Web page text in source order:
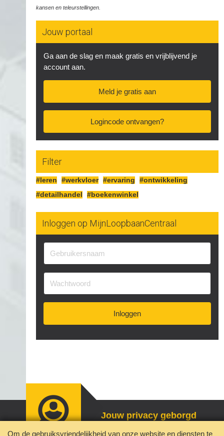
kansen en teleurstellingen.
Jouw portaal
Ga aan de slag en maak gratis en vrijblijvend je
account aan.
Meld je gratis aan
Logincode ontvangen?
Filter
#leren #werkvloer #ervaring
#ontwikkeling
#detailhandel
#boekenwinkel
Inloggen op MijnLoopbaanCentraal
Inloggen
Jouw privacy geborgd
Om de gebruiksvriendelijkheid van onze website en diensten te